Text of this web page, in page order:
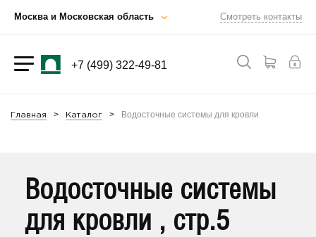
Москва и Московская область Смотреть контакты
+7 (499) 322-49-81
Главная Каталог Водосточные системы для кровли
Водосточные системы
для кровли , стр.5